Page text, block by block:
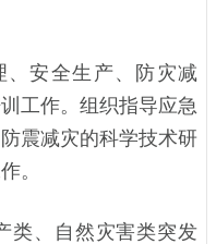
、安全生产、防灾减
工作。组织指导应急
震减灾的科学技术研
。
类、自然灾害类突发